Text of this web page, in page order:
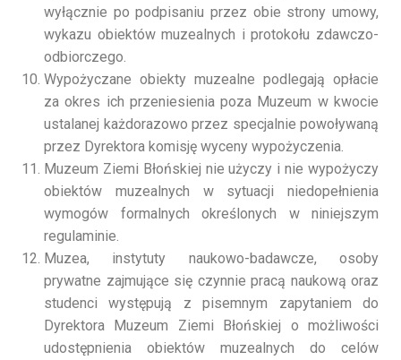
wyłącznie po podpisaniu przez obie strony umowy,
wykazu obiektów muzealnych i protokołu zdawczo-
odbiorczego.
Wypożyczane obiekty muzealne podlegają opłacie
za okres ich przeniesienia poza Muzeum w kwocie
ustalanej każdorazowo przez specjalnie powoływaną
przez Dyrektora komisję wyceny wypożyczenia.
Muzeum Ziemi Błońskiej nie użyczy i nie wypożyczy
obiektów muzealnych w sytuacji niedopełnienia
wymogów formalnych określonych w niniejszym
regulaminie.
Muzea, instytuty naukowo-badawcze, osoby
prywatne zajmujące się czynnie pracą naukową oraz
studenci występują z pisemnym zapytaniem do
Dyrektora Muzeum Ziemi Błońskiej o możliwości
udostępnienia obiektów muzealnych do celów